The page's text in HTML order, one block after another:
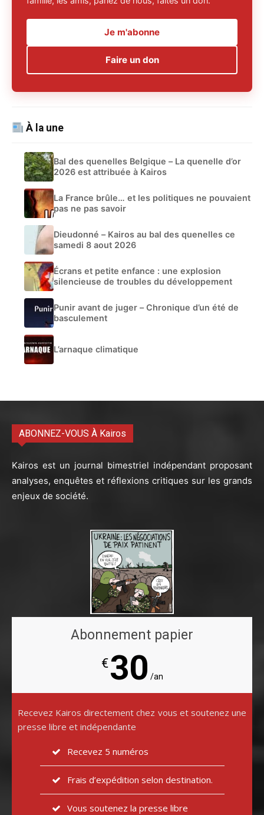
Je m'abonne
Faire un don
À la une
Bal des quenelles Belgique – La quenelle d’or
2026 est attribuée à Kairos
La France brûle… et les politiques ne pouvaient
pas ne pas savoir
Dieudonné – Kairos au bal des quenelles ce
samedi 8 aout 2026
Écrans et petite enfance : une explosion
silencieuse de troubles du développement
Punir avant de juger – Chronique d’un été de
basculement
L’arnaque climatique
ABONNEZ-VOUS À Kairos
Kairos est un journal bimestriel indépendant proposant
analyses, enquêtes et réflexions critiques sur les grands
enjeux de société.
Abonnement papier
€30 /an
Recevez Kairos directement chez vous et soutenez une
presse libre et indépendante
Recevez 5 numéros
Frais d’expédition selon destination.
Vous soutenez la presse libre